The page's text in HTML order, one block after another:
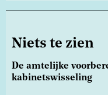
Niets te zien
De amtelijke
kabinetswisseling